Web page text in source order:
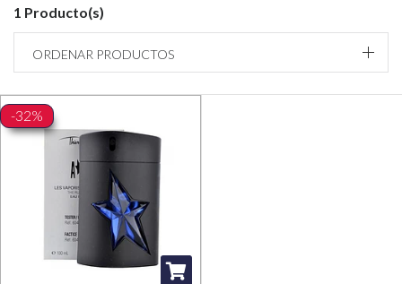
1 Producto(s)
ORDENAR PRODUCTOS
-32%